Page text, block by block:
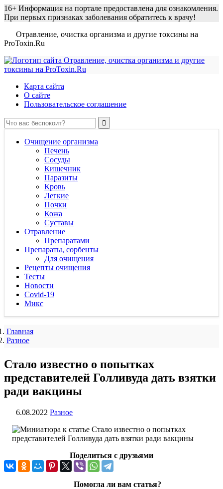
16+ Информация на портале предоставлена для ознакомления.
При первых признаках заболевания обратитесь к врачу!
Отравление, очистка организма и другие токсины на
ProToxin.Ru
Карта сайта
О сайте
Пользовательское соглашение
Очищение организма
Печень
Сосуды
Кишечник
Паразиты
Кровь
Легкие
Почки
Кожа
Суставы
Отравление
Препаратами
Препараты, сорбенты
Для очищения
Рецепты очищения
Тесты
Новости
Covid-19
Микс
Главная
Разное
Стало известно о попытках
представителей Голливуда дать взятки
ради вакцины
6.08.2022 Разное
Поделиться с друзьями
Помогла ли вам статья?